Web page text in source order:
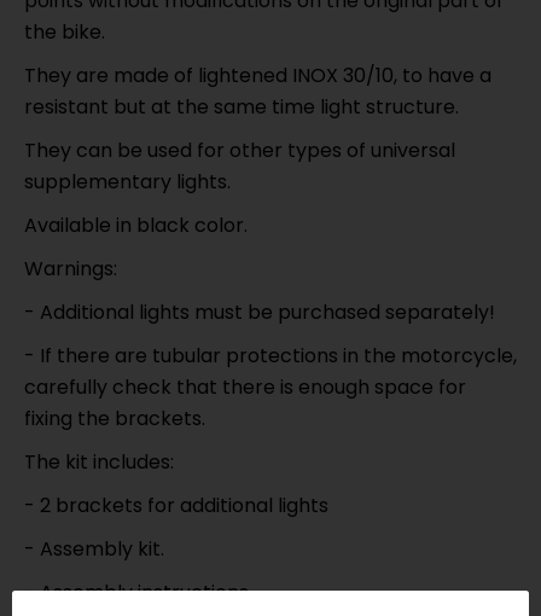
the bike.
They are made of lightened INOX 30/10, to have a
resistant but at the same time light structure.
They can be used for other types of universal
supplementary lights.
Available in black color.
Warnings:
- Additional lights must be purchased separately!
- If there are tubular protections in the motorcycle,
carefully check that there is enough space for
fixing the brackets.
The kit includes:
- 2 brackets for additional lights
- Assembly kit.
- Assembly instructions.